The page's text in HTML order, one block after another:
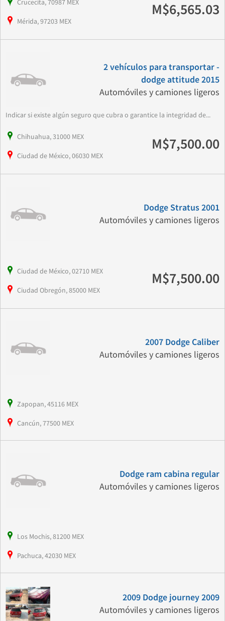
Crucecita, 70987 MEX
Mérida, 97203 MEX
M$6,565.03
2 vehículos para transportar -
dodge attitude 2015
Automóviles y camiones ligeros
Indicar si existe algún seguro que cubra o garantice la integridad de...
Chihuahua, 31000 MEX
Ciudad de México, 06030 MEX
M$7,500.00
Dodge Stratus 2001
Automóviles y camiones ligeros
Ciudad de México, 02710 MEX
Ciudad Obregón, 85000 MEX
M$7,500.00
2007 Dodge Caliber
Automóviles y camiones ligeros
Zapopan, 45116 MEX
Cancún, 77500 MEX
Dodge ram cabina regular
Automóviles y camiones ligeros
Los Mochis, 81200 MEX
Pachuca, 42030 MEX
2009 Dodge journey 2009
Automóviles y camiones ligeros